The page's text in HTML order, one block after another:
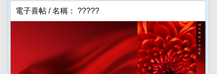
電子喜帖 / 名稱： ?????